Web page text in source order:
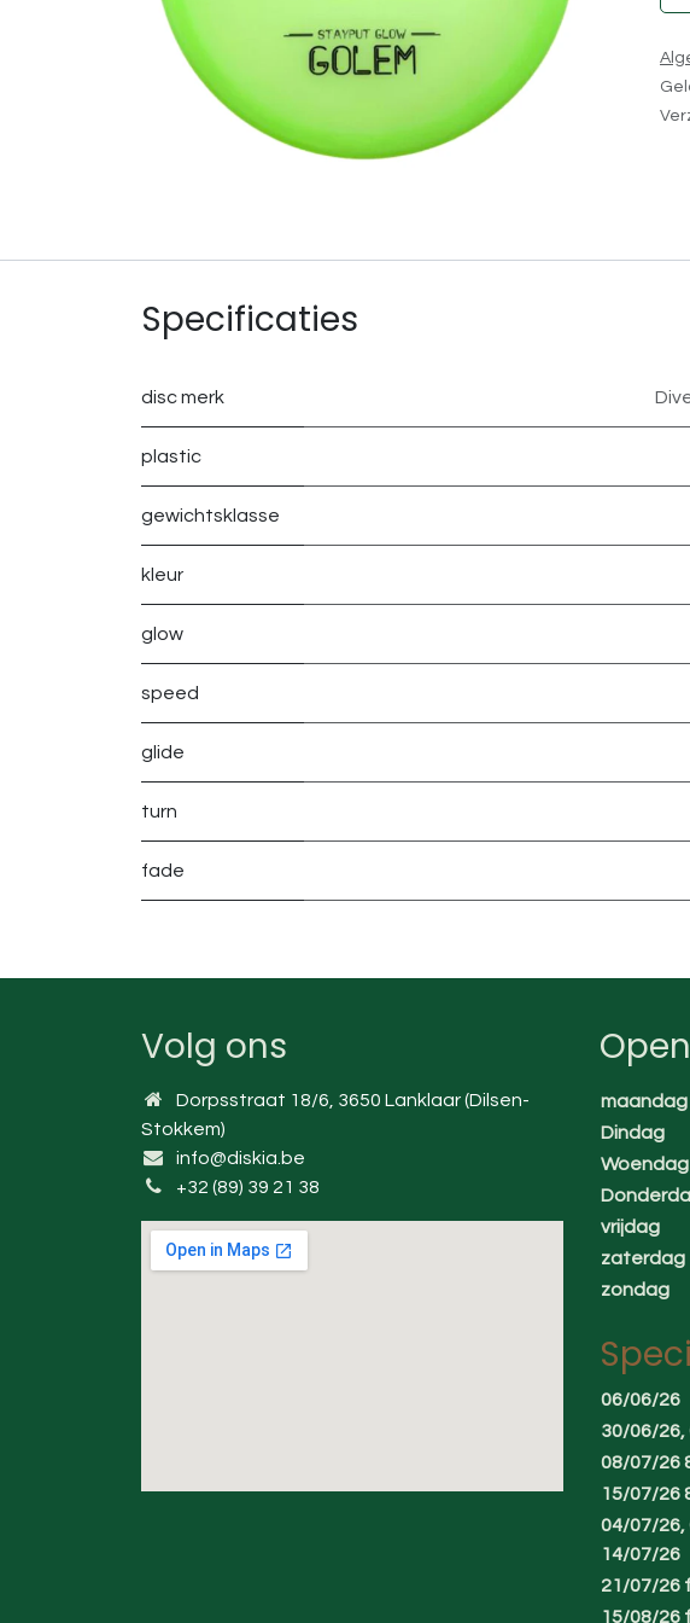
Specificaties
disc merk
plastic
gewichtsklasse
kleur
glow
speed
glide
turn
fade
Volg ons
Dorpsstraat 18/6, 3650 Lanklaar (Dilsen-
Stokkem)
info@diskia.be
+32 (89) 39 21 38
maandag
Dindag
Woendag
vrijdag
zaterdag
zondag
06/06/26
30/06/26,
08/07/26
15/07/26
04/07/26,
14/07/26
21/07/26
15/08/26